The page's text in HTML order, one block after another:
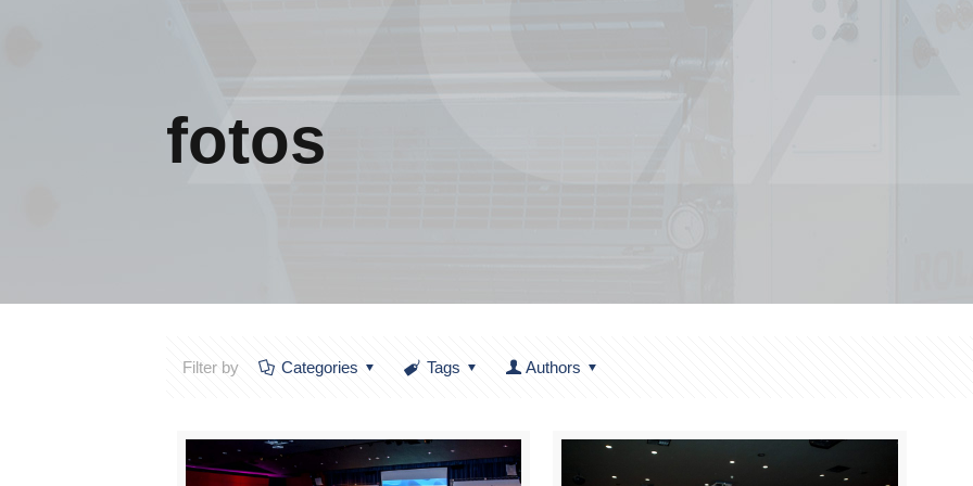
fotos
Filter by Categories Tags Authors